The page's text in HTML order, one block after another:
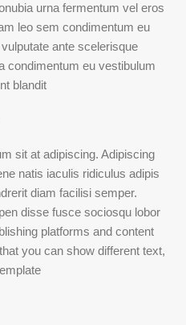
urna fermentum vel eros
leo sem condimentum eu
ante scelerisque
condimentum eu vestibulum
blandit.
sit at adipiscing. Adipiscing
natis iaculis ridiculus adipis
diam facilisi semper.
disse fusce sociosqu lobor
platforms and content
you can show different text,